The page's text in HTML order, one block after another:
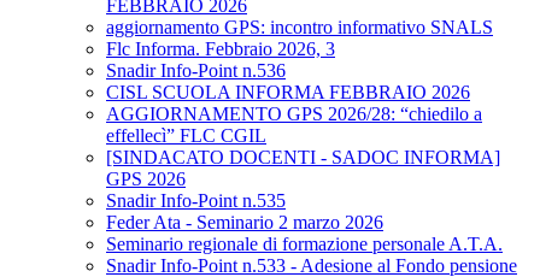
FEBBRAIO 2026
aggiornamento GPS: incontro informativo SNALS
Flc Informa. Febbraio 2026, 3
Snadir Info-Point n.536
CISL SCUOLA INFORMA FEBBRAIO 2026
AGGIORNAMENTO GPS 2026/28: “chiedilo a
effellecì” FLC CGIL
[SINDACATO DOCENTI - SADOC INFORMA]
GPS 2026
Snadir Info-Point n.535
Feder Ata - Seminario 2 marzo 2026
Seminario regionale di formazione personale A.T.A.
Snadir Info-Point n.533 - Adesione al Fondo pensione